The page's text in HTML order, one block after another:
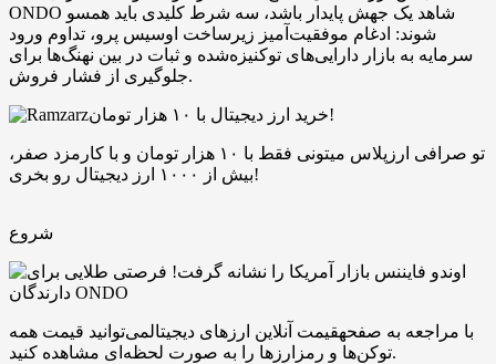
ONDO شاهد یک جهش پایدار باشد، سه شرط کلیدی باید همسو
شوند: ادغام موفقیت‌آمیز زیرساخت اوسیس پرو، تداوم ورود
سرمایه به بازار دارایی‌های توکنیزه‌شده و ثبات در بین نهنگ‌ها برای
جلوگیری از فشار فروش.
خرید ارز دیجیتال با ۱۰ هزار تومان!
تو صرافی ارزپلاس میتونی فقط با ۱۰ هزار تومان و با کارمزد صفر،
بیش از ۱۰۰۰ ارز دیجیتال رو بخری!
شروع
با مراجعه به صفحهقیمت آنلاین ارزهای دیجیتالمی‌توانید قیمت همه
توکن‌ها و رمزارزها را به صورت لحظه‌ای مشاهده کنید.